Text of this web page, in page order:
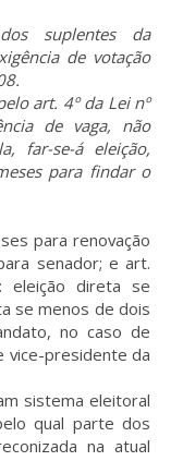
suplentes da
de votação
art. 4º da Lei nº
de vaga, não
far-se-á eleição,
para findar o
para renovação
senador; e art.
eleição direta se
se menos de dois
no caso de
vice-presidente da
sistema eleitoral
qual parte dos
na atual